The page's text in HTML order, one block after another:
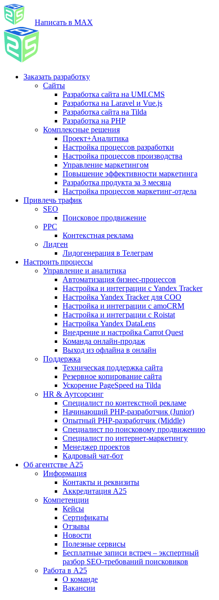
Написать в MAX
Заказать разработку
Сайты
Разработка сайта на UMI.CMS
Разработка на Laravel и Vue.js
Разработка сайта на Tilda
Разработка на PHP
Комплексные решения
Проект+Аналитика
Настройка процессов разработки
Настройка процессов производства
Управление маркетингом
Повышение эффективности маркетинга
Разработка продукта за 3 месяца
Настройка процессов маркетинг-отдела
Привлечь трафик
SEO
Поисковое продвижение
PPC
Контекстная реклама
Лидген
Лидогенерация в Телеграм
Настроить процессы
Управление и аналитика
Автоматизация бизнес-процессов
Настройка и интеграции с Yandex Tracker
Настройка Yandex Tracker для СОО
Настройка и интеграции с amoCRM
Настройка и интеграции с Roistat
Настройка Yandex DataLens
Внедрение и настройка Carrot Quest
Команда онлайн-продаж
Выход из офлайна в онлайн
Поддержка
Техническая поддержка сайта
Резервное копирование сайта
Ускорение PageSpeed на Tilda
HR & Аутсорсинг
Специалист по контекстной рекламе
Начинающий PHP-разработчик (Junior)
Опытный PHP-разработчик (Middle)
Специалист по поисковому продвижению
Специалист по интернет-маркетингу
Менеджер проектов
Кадровый чат-бот
Об агентстве А25
Информация
Контакты и реквизиты
Аккредитация А25
Компетенции
Кейсы
Сертификаты
Отзывы
Новости
Полезные сервисы
Бесплатные записи встреч – экспертный
разбор SEO-требований поисковиков
Работа в А25
О команде
Вакансии